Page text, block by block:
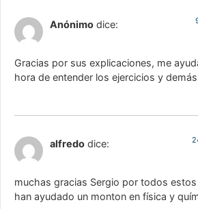
Anónimo dice:
Gracias por sus explicaciones, me
hora de entender los ejercicios y
alfredo dice:
muchas gracias Sergio por todos
han ayudado un monton en física y